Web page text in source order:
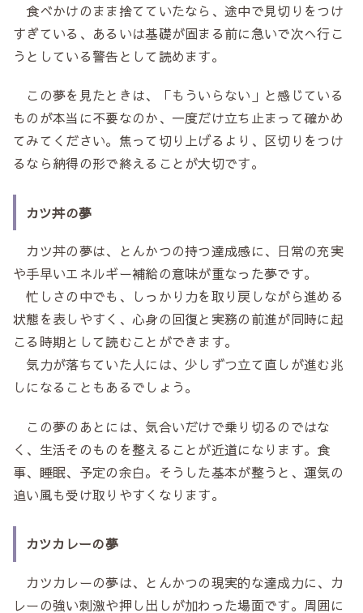
食べかけのまま捨てていたなら、途中で見切りをつけ
すぎている、あるいは基礎が固まる前に急いで次へ行こ
うとしている警告として読めます。
この夢を見たときは、「もういらない」と感じている
ものが本当に不要なのか、一度だけ立ち止まって確かめ
てみてください。焦って切り上げるより、区切りをつけ
るなら納得の形で終えることが大切です。
カツ丼の夢
カツ丼の夢は、とんかつの持つ達成感に、日常の充実
や手早いエネルギー補給の意味が重なった夢です。
忙しさの中でも、しっかり力を取り戻しながら進める
状態を表しやすく、心身の回復と実務の前進が同時に起
こる時期として読むことができます。
気力が落ちていた人には、少しずつ立て直しが進む兆
しになることもあるでしょう。
この夢のあとには、気合いだけで乗り切るのではな
く、生活そのものを整えることが近道になります。食
事、睡眠、予定の余白。そうした基本が整うと、運気の
追い風も受け取りやすくなります。
カツカレーの夢
カツカレーの夢は、とんかつの現実的な達成力に、カ
レーの強い刺激や押し出しが加わった場面です。周囲に